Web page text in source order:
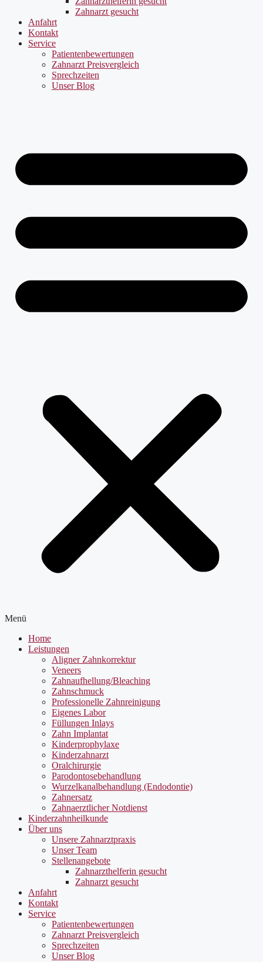
Zahnarzt gesucht
Anfahrt
Kontakt
Service
Patientenbewertungen
Zahnarzt Preisvergleich
Sprechzeiten
Unser Blog
Menü
Home
Leistungen
Aligner Zahnkorrektur
Veneers
Zahnaufhellung/Bleaching
Zahnschmuck
Professionelle Zahnreinigung
Eigenes Labor
Füllungen Inlays
Zahn Implantat
Kinderprophylaxe
Kinderzahnarzt
Oralchirurgie
Parodontosebehandlung
Wurzelkanalbehandlung (Endodontie)
Zahnersatz
Zahnaerztlicher Notdienst
Kinderzahnheilkunde
Über uns
Unsere Zahnarztpraxis
Unser Team
Stellenangebote
Zahnarzthelferin gesucht
Zahnarzt gesucht
Anfahrt
Kontakt
Service
Patientenbewertungen
Zahnarzt Preisvergleich
Sprechzeiten
Unser Blog